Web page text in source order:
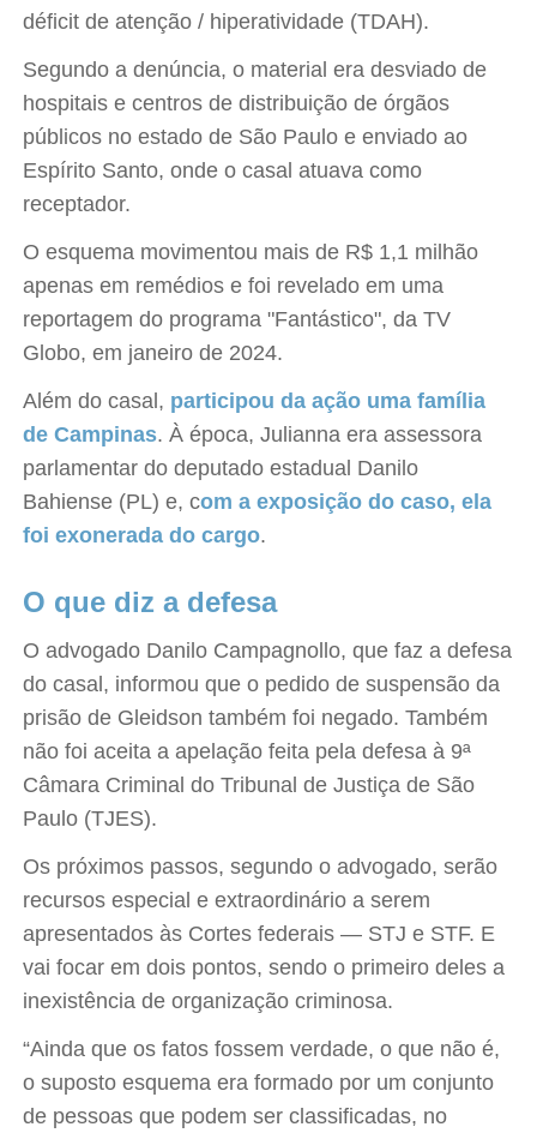
déficit de atenção / hiperatividade (TDAH).
Segundo a denúncia, o material era desviado de
hospitais e centros de distribuição de órgãos
públicos no estado de São Paulo e enviado ao
Espírito Santo, onde o casal atuava como
receptador.
O esquema movimentou mais de R$ 1,1 milhão
apenas em remédios e foi revelado em uma
reportagem do programa "Fantástico", da TV
Globo, em janeiro de 2024.
Além do casal, participou da ação uma família
de Campinas. À época, Julianna era assessora
parlamentar do deputado estadual Danilo
Bahiense (PL) e, com a exposição do caso, ela
foi exonerada do cargo.
O que diz a defesa
O advogado Danilo Campagnollo, que faz a defesa
do casal, informou que o pedido de suspensão da
prisão de Gleidson também foi negado. Também
não foi aceita a apelação feita pela defesa à 9ª
Câmara Criminal do Tribunal de Justiça de São
Paulo (TJES).
Os próximos passos, segundo o advogado, serão
recursos especial e extraordinário a serem
apresentados às Cortes federais — STJ e STF. E
vai focar em dois pontos, sendo o primeiro deles a
inexistência de organização criminosa.
“Ainda que os fatos fossem verdade, o que não é,
o suposto esquema era formado por um conjunto
de pessoas que podem ser classificadas, no